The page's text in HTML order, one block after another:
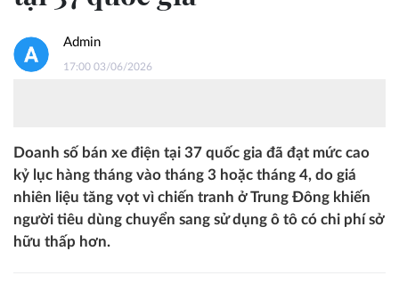
Admin
17:00 03/06/2026
Doanh số bán xe điện tại 37 quốc gia đã đạt mức cao
kỷ lục hàng tháng vào tháng 3 hoặc tháng 4, do giá
nhiên liệu tăng vọt vì chiến tranh ở Trung Đông khiến
người tiêu dùng chuyển sang sử dụng ô tô có chi phí sở
hữu thấp hơn.